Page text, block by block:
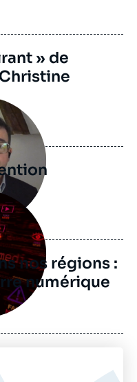
» de
nos régions :
numérique